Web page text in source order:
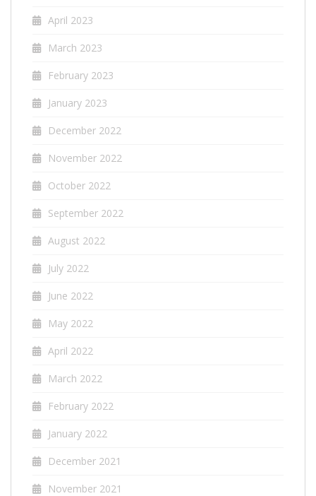
April 2023
March 2023
February 2023
January 2023
December 2022
November 2022
October 2022
September 2022
August 2022
July 2022
June 2022
May 2022
April 2022
March 2022
February 2022
January 2022
December 2021
November 2021